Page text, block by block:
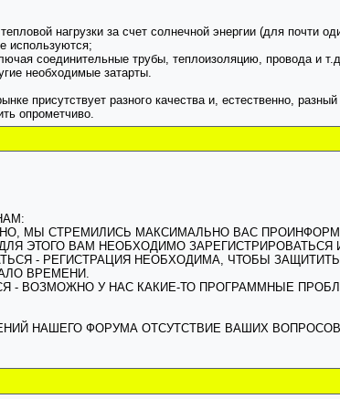
нагрузки за счет солнечной энергии (для почти
используются;
соединительные трубы, теплоизоляцию, провода и
необходимые затарты.
присутствует разного качества и, естественно,
опрометчиво.
МЫ СТРЕМИЛИСЬ МАКСИМАЛЬНО ВАС
ЭТОГО ВАМ НЕОБХОДИМО ЗАРЕГИСТРИРОВАТЬСЯ
- РЕГИСТРАЦИЯ НЕОБХОДИМА, ЧТОБЫ
ВРЕМЕНИ.
- ВОЗМОЖНО У НАС КАКИЕ-ТО ПРОГРАММНЫЕ
НАШЕГО ФОРУМА ОТСУТСТВИЕ ВАШИХ